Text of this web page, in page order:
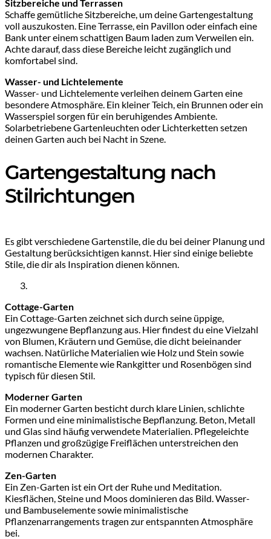
Sitzbereiche und Terrassen
Schaffe gemütliche Sitzbereiche, um deine Gartengestaltung
voll auszukosten. Eine Terrasse, ein Pavillon oder einfach eine
Bank unter einem schattigen Baum laden zum Verweilen ein.
Achte darauf, dass diese Bereiche leicht zugänglich und
komfortabel sind.
Wasser- und Lichtelemente
Wasser- und Lichtelemente verleihen deinem Garten eine
besondere Atmosphäre. Ein kleiner Teich, ein Brunnen oder ein
Wasserspiel sorgen für ein beruhigendes Ambiente.
Solarbetriebene Gartenleuchten oder Lichterketten setzen
deinen Garten auch bei Nacht in Szene.
Gartengestaltung nach
Stilrichtungen
Es gibt verschiedene Gartenstile, die du bei deiner Planung und
Gestaltung berücksichtigen kannst. Hier sind einige beliebte
Stile, die dir als Inspiration dienen können.
Cottage-Garten
Ein Cottage-Garten zeichnet sich durch seine üppige,
ungezwungene Bepflanzung aus. Hier findest du eine Vielzahl
von Blumen, Kräutern und Gemüse, die dicht beieinander
wachsen. Natürliche Materialien wie Holz und Stein sowie
romantische Elemente wie Rankgitter und Rosenbögen sind
typisch für diesen Stil.
Moderner Garten
Ein moderner Garten besticht durch klare Linien, schlichte
Formen und eine minimalistische Bepflanzung. Beton, Metall
und Glas sind häufig verwendete Materialien. Pflegeleichte
Pflanzen und großzügige Freiflächen unterstreichen den
modernen Charakter.
Zen-Garten
Ein Zen-Garten ist ein Ort der Ruhe und Meditation.
Kiesflächen, Steine und Moos dominieren das Bild. Wasser-
und Bambuselemente sowie minimalistische
Pflanzenarrangements tragen zur entspannten Atmosphäre
bei.